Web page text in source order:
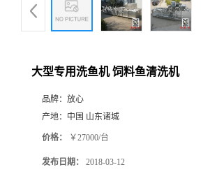
大型专用洗鱼机 饲料鱼清洗机
品牌： 放心
产地： 中国 山东诸城
价格： ￥27000/台
发布日期： 2018-03-12